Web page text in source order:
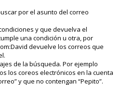
por el asunto del correo
y que devuelva el
una condición u otra, por
devuelve los correos que
de la búsqueda. Por ejemplo
los coreos electrónicos en la cuenta
y que no contengan “Pepito”.